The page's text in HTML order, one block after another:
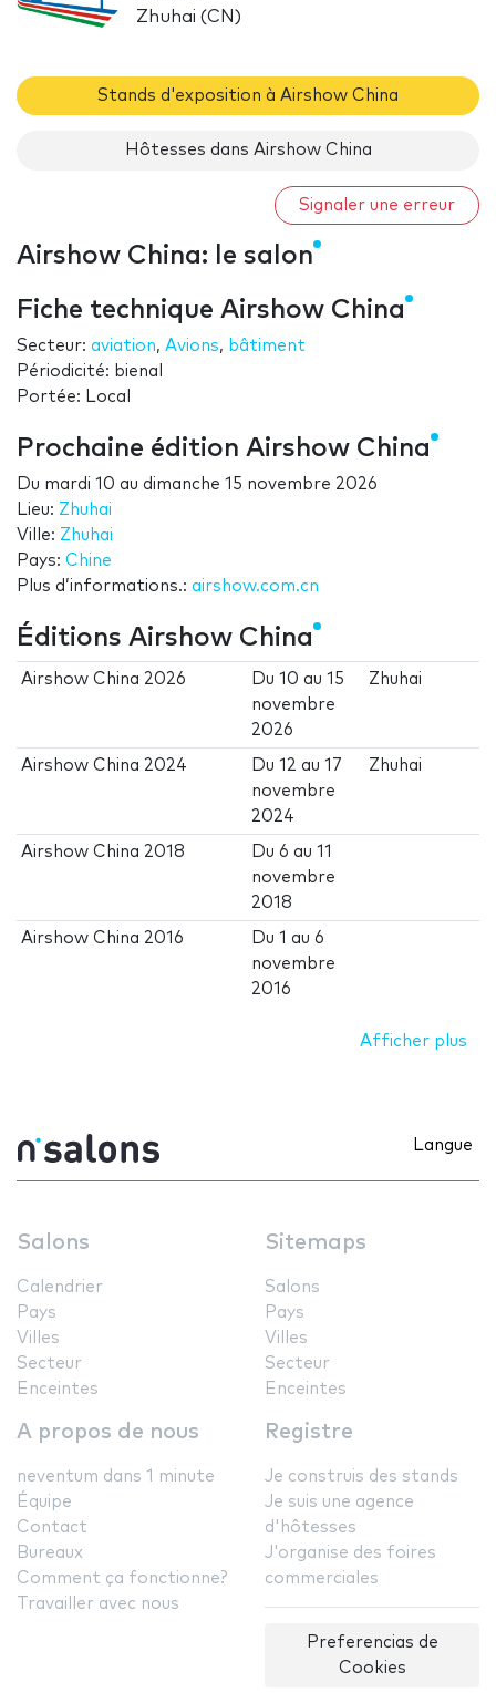
Zhuhai (CN)
Stands d'exposition à Airshow China
Hôtesses dans Airshow China
Signaler une erreur
Airshow China: le salon
Fiche technique Airshow China
Secteur: aviation, Avions, bâtiment
Périodicité: bienal
Portée: Local
Prochaine édition Airshow China
Du mardi 10 au dimanche 15 novembre 2026
Lieu: Zhuhai
Ville: Zhuhai
Pays: Chine
Plus d’informations.: airshow.com.cn
Éditions Airshow China
Airshow China 2026 Du10 au15
novembre
2026
Zhuhai
Airshow China 2024 Du12 au17
novembre
2024
Zhuhai
Airshow China 2018 Du6 au11
novembre
2018
Airshow China 2016 Du1 au6
novembre
2016
Afficher plus
Langue
Salons
Calendrier
Pays
Villes
Secteur
Enceintes
Sitemaps
Salons
Pays
Villes
Secteur
Enceintes
A propos de nous
neventum dans 1 minute
Équipe
Contact
Bureaux
Comment ça fonctionne?
Travailler avec nous
Registre
Je construis des stands
Je suis une agence
d'hôtesses
J'organise des foires
commerciales
Preferencias de
Cookies